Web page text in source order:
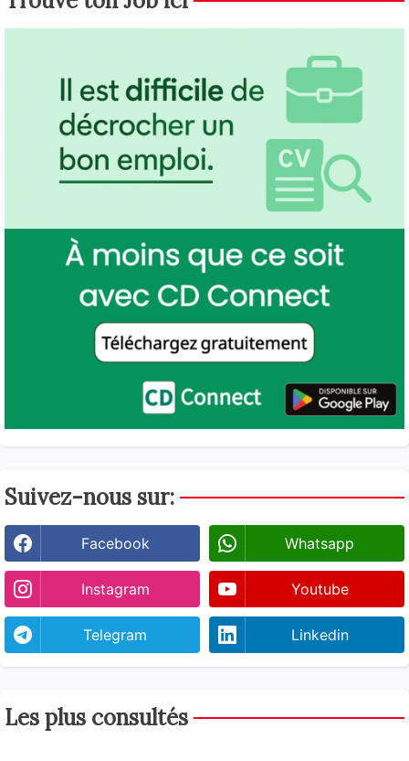
Suivez-nous sur:
Facebook Whatsapp
Instagram Youtube
Telegram Linkedin
Les plus consultés